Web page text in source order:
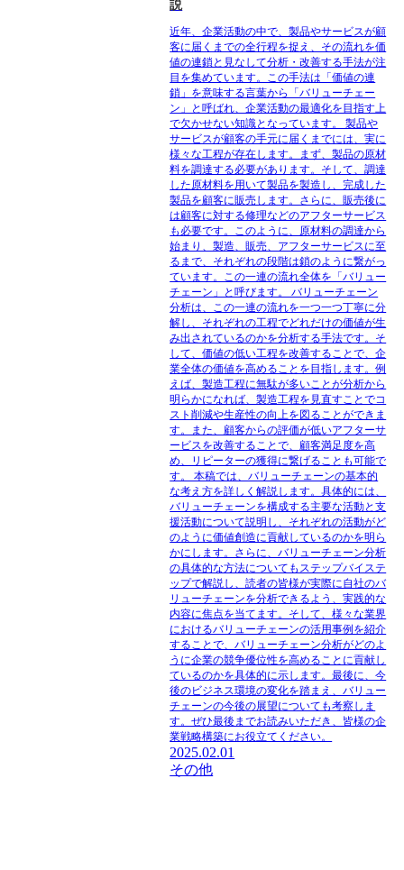
説
近年、企業活動の中で、製品やサービスが顧
客に届くまでの全行程を捉え、その流れを価
値の連鎖と見なして分析・改善する手法が注
目を集めています。この手法は「価値の連
鎖」を意味する言葉から「バリューチェー
ン」と呼ばれ、企業活動の最適化を目指す上
で欠かせない知識となっています。 製品や
サービスが顧客の手元に届くまでには、実に
様々な工程が存在します。まず、製品の原材
料を調達する必要があります。そして、調達
した原材料を用いて製品を製造し、完成した
製品を顧客に販売します。さらに、販売後に
は顧客に対する修理などのアフターサービス
も必要です。このように、原材料の調達から
始まり、製造、販売、アフターサービスに至
るまで、それぞれの段階は鎖のように繋がっ
ています。この一連の流れ全体を「バリュー
チェーン」と呼びます。 バリューチェーン
分析は、この一連の流れを一つ一つ丁寧に分
解し、それぞれの工程でどれだけの価値が生
み出されているのかを分析する手法です。そ
して、価値の低い工程を改善することで、企
業全体の価値を高めることを目指します。例
えば、製造工程に無駄が多いことが分析から
明らかになれば、製造工程を見直すことでコ
スト削減や生産性の向上を図ることができま
す。また、顧客からの評価が低いアフターサ
ービスを改善することで、顧客満足度を高
め、リピーターの獲得に繋げることも可能で
す。 本稿では、バリューチェーンの基本的
な考え方を詳しく解説します。具体的には、
バリューチェーンを構成する主要な活動と支
援活動について説明し、それぞれの活動がど
のように価値創造に貢献しているのかを明ら
かにします。さらに、バリューチェーン分析
の具体的な方法についてもステップバイステ
ップで解説し、読者の皆様が実際に自社のバ
リューチェーンを分析できるよう、実践的な
内容に焦点を当てます。そして、様々な業界
におけるバリューチェーンの活用事例を紹介
することで、バリューチェーン分析がどのよ
うに企業の競争優位性を高めることに貢献し
ているのかを具体的に示します。最後に、今
後のビジネス環境の変化を踏まえ、バリュー
チェーンの今後の展望についても考察しま
す。ぜひ最後までお読みいただき、皆様の企
業戦略構築にお役立てください。
2025.02.01
その他